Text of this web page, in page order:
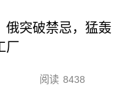
俄突破禁忌，猛轰
厂
阅读 8438